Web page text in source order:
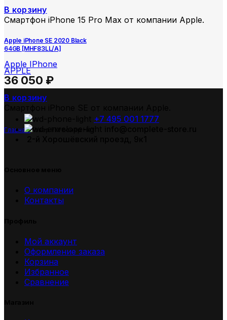
В корзину
Смартфон iPhone 15 Pro Max от компании Apple.
Apple iPhone SE 2020 Black
64GB [MHF83LL/A]
Apple IPhone
APPLE
36 050 ₽
В корзину
ГлавнаяТовар FM тюнер
+7 495 001 1777
О компании
Контакты
Мой аккаунт
Оформление заказа
Корзина
Избранное
Сравнение